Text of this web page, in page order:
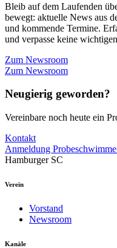
Bleib auf dem Laufenden
bewegt: aktuelle News aus
und kommende Termine.
und verpasse keine
Zum Newsroom
Zum Newsroom
Neugierig geworden?
Vereinbare noch heute ein
Kontakt
Anmeldung
Hamburger SC
Verein
Vorstand
Newsroom
Kanäle